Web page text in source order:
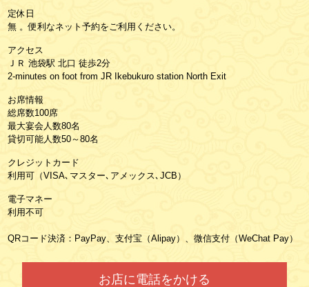
定休日
無 。便利なネット予約をご利用ください。
アクセス
ＪＲ 池袋駅 北口 徒歩2分
2-minutes on foot from JR Ikebukuro station North Exit
お席情報
総席数100席
最大宴会人数80名
貸切可能人数50～80名
クレジットカード
利用可（VISA､マスター､アメックス､JCB）
電子マネー
利用不可
QRコード決済：PayPay、支付宝（Alipay）、微信支付（WeChat Pay）
お店に電話をかける